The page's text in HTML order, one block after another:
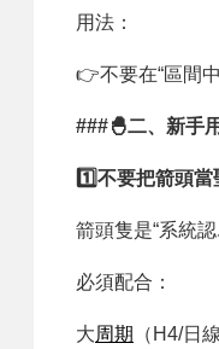
用法：
👉不要在“區間
###🐣二、新手
1️⃣不要把箭頭當
箭頭隻是“系統
必須配合：
大周期 （H4/日